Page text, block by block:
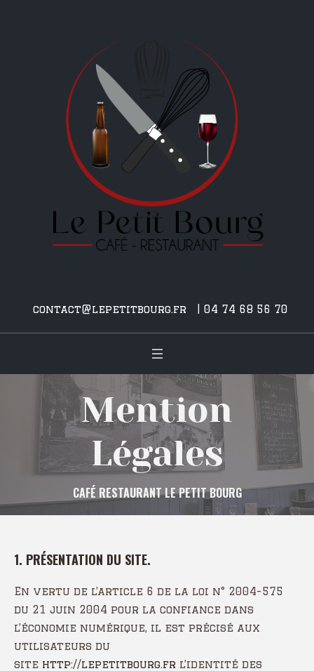
contact@lepetitbourg.fr | 04 74 68 56 70
Mention
Légales
CAFÉ RESTAURANT LE PETIT BOURG
1. PRÉSENTATION DU SITE.
En vertu de l’article 6 de la loi n° 2004-575
du 21 juin 2004 pour la confiance dans
l’économie numérique, il est précisé aux
utilisateurs du
site http://lepetitbourg.fr l’identité des